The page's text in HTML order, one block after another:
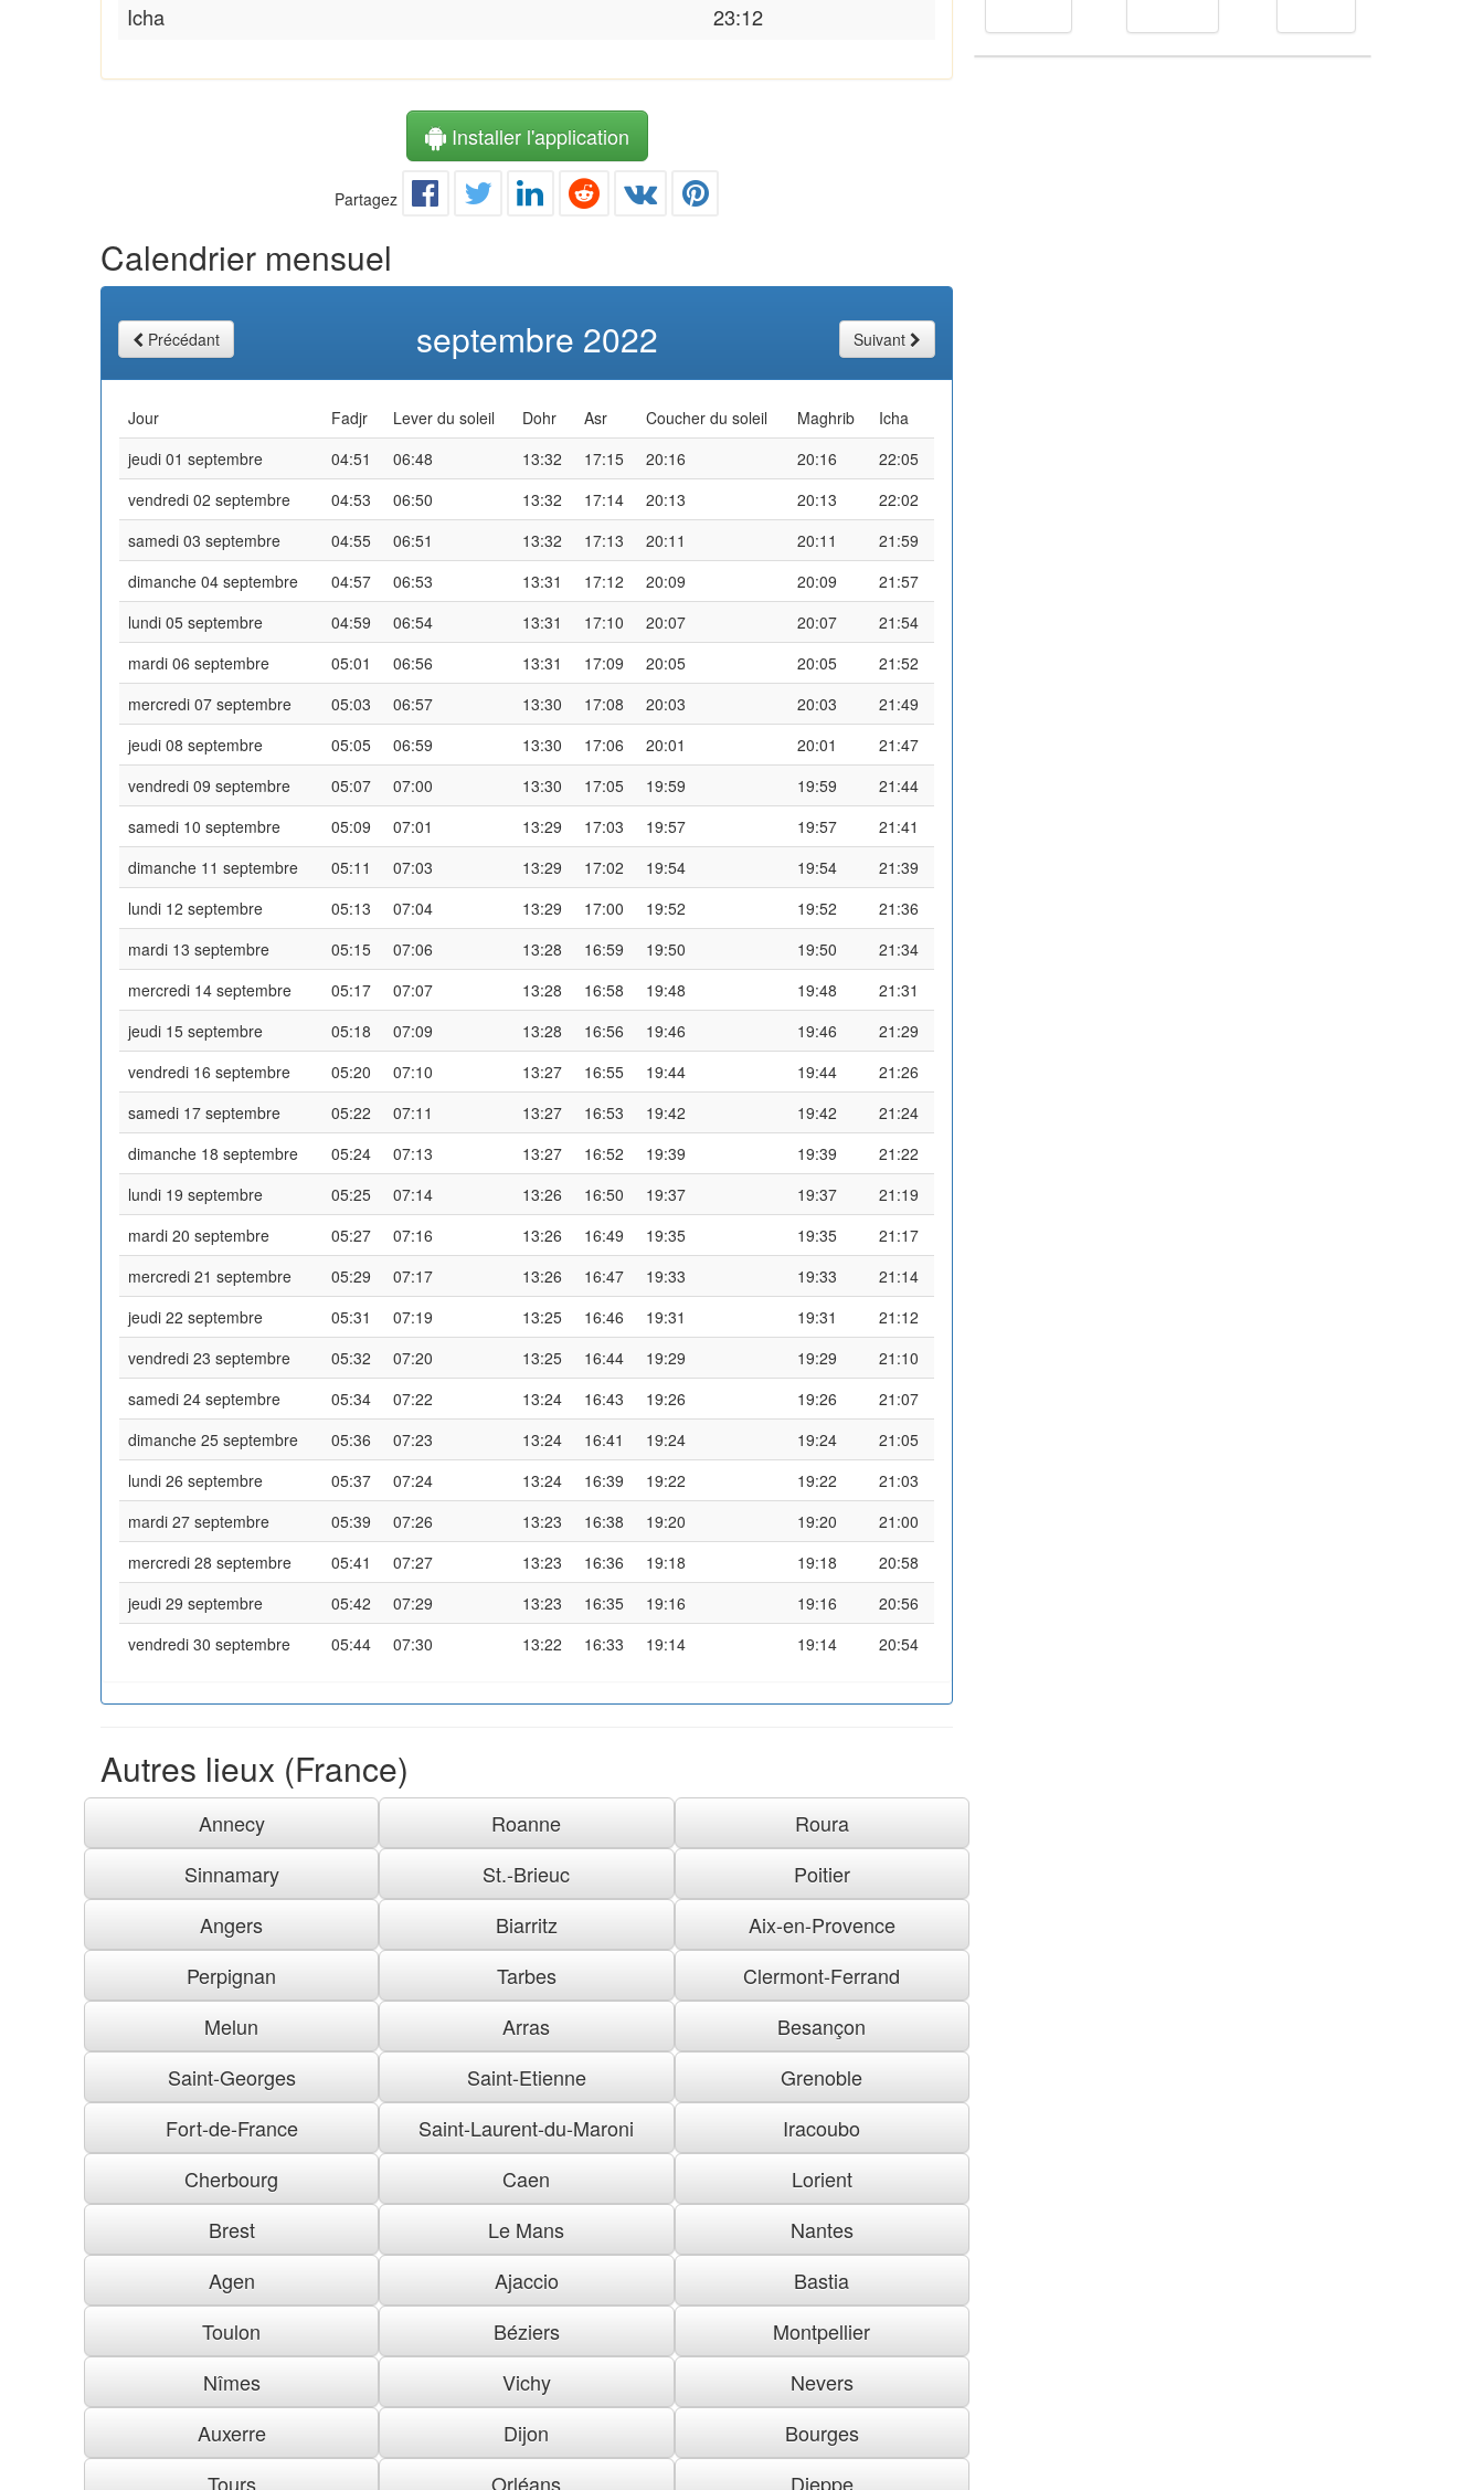
Icha
23:12
Installer l'application
Partagez
Calendrier mensuel
Précédant septembre 2022 Suivant
Jour Fadjr Lever du soleil Dohr Asr Coucher du soleil Maghrib
Icha
jeudi 01 septembre
04:51 06:48 13:32 17:15 20:16 20:16
22:05
vendredi 02 septembre
04:53 06:50 13:32 17:14 20:13 20:13
22:02
samedi 03 septembre
04:55 06:51 13:32 17:13 20:11 20:11
21:59
dimanche 04 septembre
04:57 06:53 13:31 17:12 20:09 20:09
21:57
lundi 05 septembre
04:59 06:54 13:31 17:10 20:07 20:07
21:54
mardi 06 septembre
05:01 06:56 13:31 17:09 20:05 20:05
21:52
mercredi 07 septembre
05:03 06:57 13:30 17:08 20:03 20:03
21:49
jeudi 08 septembre
05:05 06:59 13:30 17:06 20:01 20:01
21:47
vendredi 09 septembre
05:07 07:00 13:30 17:05 19:59 19:59
21:44
samedi 10 septembre
05:09 07:01 13:29 17:03 19:57 19:57
21:41
dimanche 11 septembre
05:11 07:03 13:29 17:02 19:54 19:54
21:39
lundi 12 septembre
05:13 07:04 13:29 17:00 19:52 19:52
21:36
mardi 13 septembre
05:15 07:06 13:28 16:59 19:50 19:50
21:34
mercredi 14 septembre
05:17 07:07 13:28 16:58 19:48 19:48
21:31
jeudi 15 septembre
05:18 07:09 13:28 16:56 19:46 19:46
21:29
vendredi 16 septembre
05:20 07:10 13:27 16:55 19:44 19:44
21:26
samedi 17 septembre
05:22 07:11 13:27 16:53 19:42 19:42
21:24
dimanche 18 septembre
05:24 07:13 13:27 16:52 19:39 19:39
21:22
lundi 19 septembre
05:25 07:14 13:26 16:50 19:37 19:37
21:19
mardi 20 septembre
05:27 07:16 13:26 16:49 19:35 19:35
21:17
mercredi 21 septembre
05:29 07:17 13:26 16:47 19:33 19:33
21:14
jeudi 22 septembre
05:31 07:19 13:25 16:46 19:31 19:31
21:12
vendredi 23 septembre
05:32 07:20 13:25 16:44 19:29 19:29
21:10
samedi 24 septembre
05:34 07:22 13:24 16:43 19:26 19:26
21:07
dimanche 25 septembre
05:36 07:23 13:24 16:41 19:24 19:24
21:05
lundi 26 septembre
05:37 07:24 13:24 16:39 19:22 19:22
21:03
mardi 27 septembre
05:39 07:26 13:23 16:38 19:20 19:20
21:00
mercredi 28 septembre
05:41 07:27 13:23 16:36 19:18 19:18
20:58
jeudi 29 septembre
05:42 07:29 13:23 16:35 19:16 19:16
20:56
vendredi 30 septembre
05:44 07:30 13:22 16:33 19:14 19:14 20:54
Autres lieux (France)
Annecy Roanne
Roura
Sinnamary
St.-Brieuc
Poitier
Angers
Biarritz
Aix-en-Provence
Perpignan
Tarbes
Clermont-Ferrand
Melun
Arras
Besançon
Saint-Georges
Saint-Etienne
Grenoble
Fort-de-France
Saint-Laurent-du-Maroni
Iracoubo
Cherbourg
Caen
Lorient
Brest
Le Mans
Nantes
Agen
Ajaccio
Bastia
Toulon
Béziers
Montpellier
Nîmes
Vichy
Nevers
Auxerre
Dijon
Bourges
Tours
Orléans Dieppe